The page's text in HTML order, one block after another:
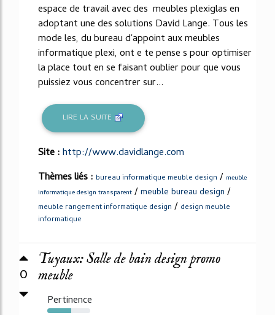
espace de travail avec des meubles plexiglas en
adoptant une des solutions David Lange. Tous les
mode les, du bureau d'appoint aux meubles
informatique plexi, ont e te pense s pour optimiser
la place tout en se faisant oublier pour que vous
puissiez vous concentrer sur...
LIRE LA SUITE
Site :http://www.davidlange.com
Thèmes liés : bureau informatique meuble design / meuble
informatique design transparent /meuble bureau design /
meuble rangement informatique design / design meuble
informatique
0
Tuyaux: Salle de bain design promo
meuble
Pertinence